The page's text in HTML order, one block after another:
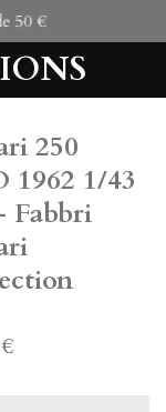
50 €
250
1962 1/43
Fabbri